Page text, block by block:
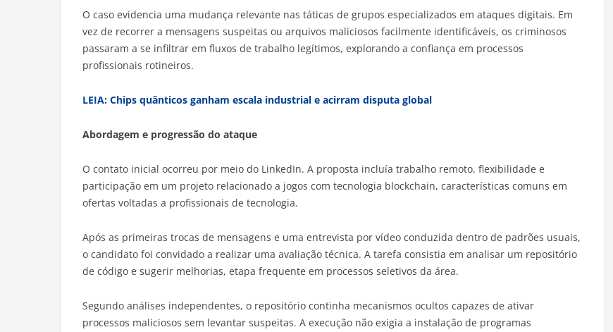
O caso evidencia uma mudança relevante nas táticas de grupos especializados em ataques digitais. Em
vez de recorrer a mensagens suspeitas ou arquivos maliciosos facilmente identificáveis, os criminosos
passaram a se infiltrar em fluxos de trabalho legítimos, explorando a confiança em processos
profissionais rotineiros.
LEIA: Chips quânticos ganham escala industrial e acirram disputa global
Abordagem e progressão do ataque
O contato inicial ocorreu por meio do LinkedIn. A proposta incluía trabalho remoto, flexibilidade e
participação em um projeto relacionado a jogos com tecnologia blockchain, características comuns em
ofertas voltadas a profissionais de tecnologia.
Após as primeiras trocas de mensagens e uma entrevista por vídeo conduzida dentro de padrões usuais,
o candidato foi convidado a realizar uma avaliação técnica. A tarefa consistia em analisar um repositório
de código e sugerir melhorias, etapa frequente em processos seletivos da área.
Segundo análises independentes, o repositório continha mecanismos ocultos capazes de ativar
processos maliciosos sem levantar suspeitas. A execução não exigia a instalação de programas